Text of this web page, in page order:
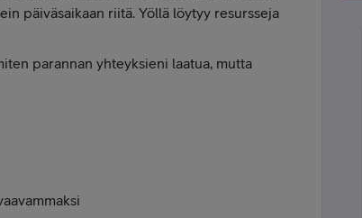
päiväsaikaan riitä. Yöllä löytyy resursseja
parannan yhteyksieni laatua, mutta